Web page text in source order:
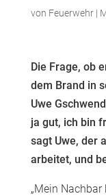
von Feuerwehr|
Die Frage, ob
dem Brand in
Uwe
ja gut, ich bin
sagt Uwe, der
arbeitet, und
„Mein